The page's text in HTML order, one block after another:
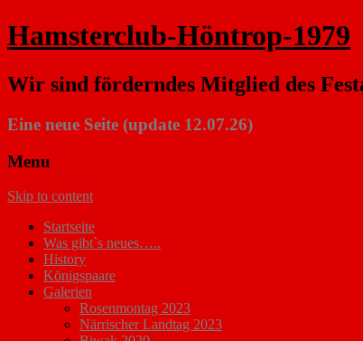
Hamsterclub-Höntrop-1979
Wir sind förderndes Mitglied des
Eine neue Seite (update 12.07.26)
Menu
Skip to content
Startseite
Was gibt`s neues…..
History
Königspaare
Galerien
Rosenmontag 2023
Närrischer Landtag 2023